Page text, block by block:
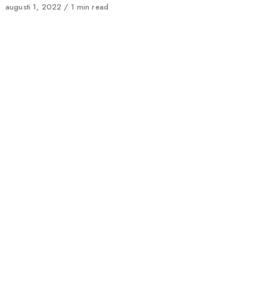
Published
augusti 1, 2022 1 min read